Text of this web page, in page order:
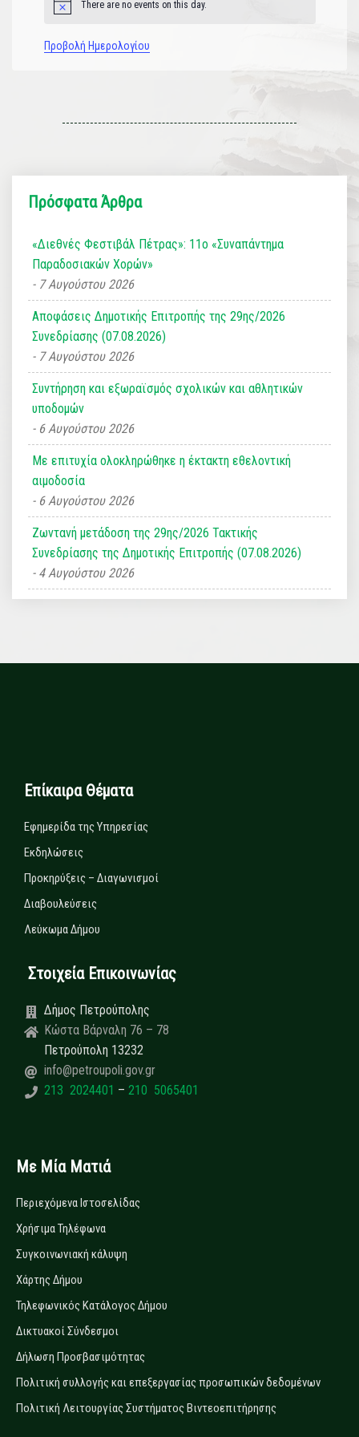
Notice There are no events on this day.
Προβολή Ημερολογίου
Πρόσφατα Άρθρα
«Διεθνές Φεστιβάλ Πέτρας»: 11ο «Συναπάντημα
Παραδοσιακών Χορών»
7 Αυγούστου 2026
Αποφάσεις Δημοτικής Επιτροπής της 29ης/2026
Συνεδρίασης (07.08.2026)
7 Αυγούστου 2026
Συντήρηση και εξωραϊσμός σχολικών και αθλητικών
υποδομών
6 Αυγούστου 2026
Με επιτυχία ολοκληρώθηκε η έκτακτη εθελοντική
αιμοδοσία
6 Αυγούστου 2026
Ζωντανή μετάδοση της 29ης/2026 Τακτικής
Συνεδρίασης της Δημοτικής Επιτροπής (07.08.2026)
4 Αυγούστου 2026
Επίκαιρα Θέματα
Εφημερίδα της Υπηρεσίας
Εκδηλώσεις
Προκηρύξεις – Διαγωνισμοί
Διαβουλεύσεις
Λεύκωμα Δήμου
Στοιχεία Επικοινωνίας
Δήμος Πετρούπολης
Κώστα Βάρναλη 76 – 78
Πετρούπολη 13232
info@petroupoli.gov.gr
213 2024401 – 210 5065401
Με Μία Ματιά
Περιεχόμενα Ιστοσελίδας
Χρήσιμα Τηλέφωνα
Συγκοινωνιακή κάλυψη
Χάρτης Δήμου
Τηλεφωνικός Κατάλογος Δήμου
Δικτυακοί Σύνδεσμοι
Δήλωση Προσβασιμότητας
Πολιτική συλλογής και επεξεργασίας προσωπικών δεδομένων
Πολιτική Λειτουργίας Συστήματος Βιντεοεπιτήρησης